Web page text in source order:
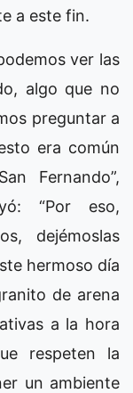
a este fin.
ver las
algo que no
preguntar a
era común
Fernando”,
“Por eso,
dejémoslas
hermoso día
de arena
a la hora
respeten la
un ambiente